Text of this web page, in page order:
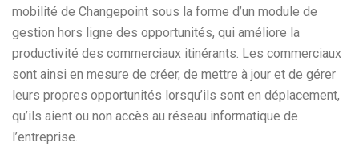
mobilité de Changepoint sous la forme d’un module de
gestion hors ligne des opportunités, qui améliore la
productivité des commerciaux itinérants. Les commerciaux
sont ainsi en mesure de créer, de mettre à jour et de gérer
leurs propres opportunités lorsqu’ils sont en déplacement,
qu’ils aient ou non accès au réseau informatique de
l’entreprise.